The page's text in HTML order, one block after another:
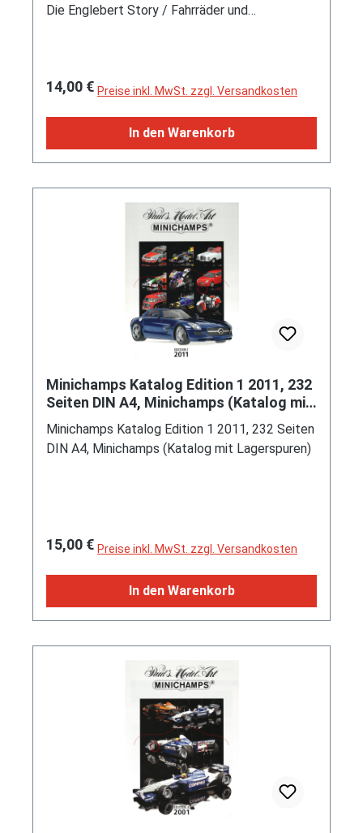
Die Englebert Story / Fahrräder und
Katalog 2025 / Die Highlights in 1:32 / Das
Transporter / Formenneuheit Flachpritsche /
Trio der Hamburger Spedition / WIKING-
Rückblick auf 1974 und 1975 / WIKING-
Rückblick auf 1999 / WIKING-Rückblick auf
2000 / Leidenschaft - die Welt der Farben /
WIKING-Schiffe: Ausstellung 1938 in Dortmund
/ Henschel kehrt zurück / Social-Media-Start,
DIN-A4, 64 Seiten, Wiking (EAN
4006190006316)
Regulärer Preis:
14,00 € Preise inkl. MwSt. zzgl. Versandkosten
In den Warenkorb
Minichamps Katalog Edition 1 2011, 232
Seiten DIN A4, Minichamps (Katalog mit
Lagerspuren)
Minichamps Katalog Edition 1 2011, 232 Seiten
DIN A4, Minichamps (Katalog mit Lagerspuren)
Regulärer Preis:
15,00 € Preise inkl. MwSt. zzgl. Versandkosten
In den Warenkorb